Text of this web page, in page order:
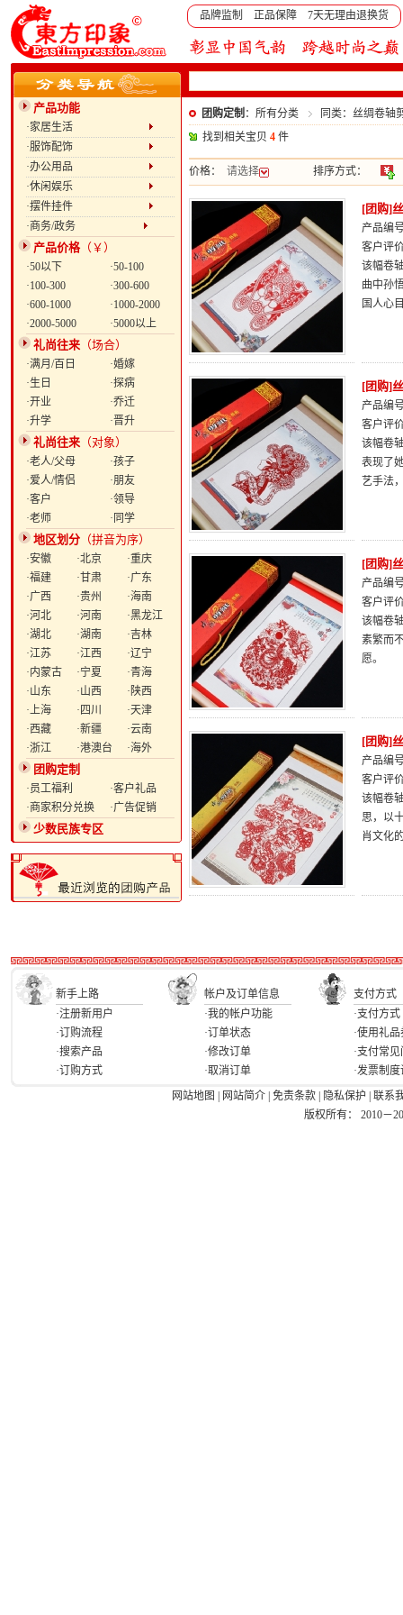
品牌监制 正品保障 7天无理由退换货
产品功能
·家居生活
·服饰配饰
·办公用品
·休闲娱乐
·摆件挂件
·商务/政务
产品价格（￥）
·50以下
·50-100
·100-300
·300-600
·600-1000
·1000-2000
·2000-5000
·5000以上
礼尚往来 （场合）
·满月/百日
·婚嫁
·生日
·探病
·开业
·乔迁
·升学
·晋升
礼尚往来 （对象）
·老人/父母
·孩子
·爱人/情侣
·朋友
·客户
·领导
·老师
·同学
地区划分 （拼音为序）
·安徽 ·北京
·重庆
·福建
·甘肃
·广东
·广西
·贵州
·海南
·河北
·河南
·黑龙江
·湖北
·湖南
·吉林
·江苏
·江西
·辽宁
·内蒙古
·宁夏
·青海
·山东
·山西
·陕西
·上海
·四川
·天津
·西藏
·新疆
·云南
·浙江
·港澳台 ·海外
团购定制
·员工福利
·客户礼品
·商家积分兑换
·广告促销
少数民族专区
团购定制 ：所有分类
同类：丝绸卷轴
找到相关宝贝 4 件
价格： 请选择 排序方式：
[团购]
产品编
客户评
该幅卷
曲中孙
国人心
[团购]
产品编
客户评
该幅卷
表现了
艺手法
[团购]
产品编
客户评
该幅卷
素繁而
愿。
[团购]
产品编
客户评
该幅卷
思，以
肖文化
新手上路 帐户及订单信息
支付方式
·注册新用户
·订购流程
·搜索产品
·订购方式
·我的帐户功能
·订单状态
·修改订单
·取消订单
·支付方式
·使用礼品
·支付常
·发票制
网站地图
网站简介 免责条款 隐私保护
联系
版权所有： 2010－